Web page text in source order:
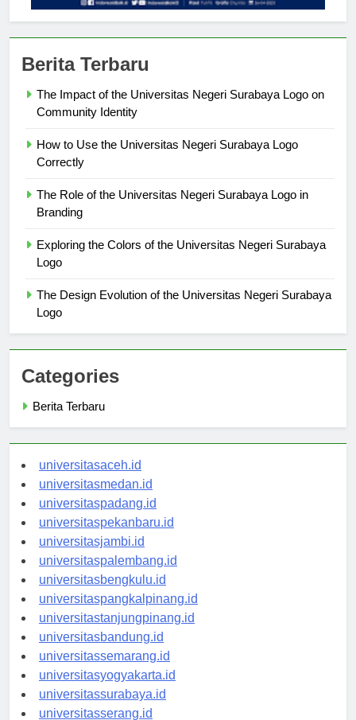
The Impact of the Universitas Negeri Surabaya Logo on
How to Use the Universitas Negeri Surabaya Logo
The Role of the Universitas Negeri Surabaya Logo in
Exploring the Colors of the Universitas Negeri Surabaya
The Design Evolution of the Universitas Negeri Surabaya
Categories
universitasaceh.id
universitasmedan.id
universitaspadang.id
universitaspekanbaru.id
universitasjambi.id
universitaspalembang.id
universitasbengkulu.id
universitaspangkalpinang.id
universitastanjungpinang.id
universitasbandung.id
universitassemarang.id
universitasyogyakarta.id
universitassurabaya.id